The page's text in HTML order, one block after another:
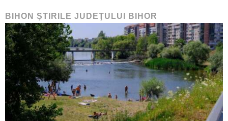
BIHON ŞTIRILE JUDEŢULUI BIHOR